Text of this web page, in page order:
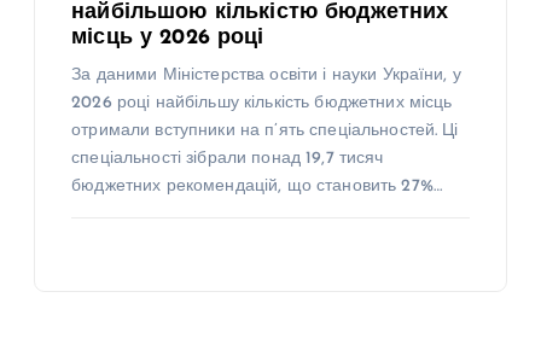
найбільшою кількістю бюджетних
місць у 2026 році
За даними Міністерства освіти і науки України, у
2026 році найбільшу кількість бюджетних місць
отримали вступники на п’ять спеціальностей. Ці
спеціальності зібрали понад 19,7 тисяч
бюджетних рекомендацій, що становить 27%…